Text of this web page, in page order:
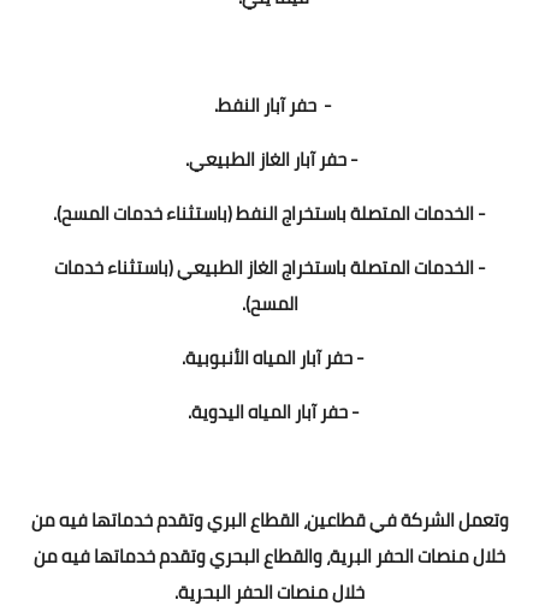
- حفر آبار النفط.
- حفر آبار الغاز الطبيعي.
- الخدمات المتصلة باستخراج النفط (باستثناء خدمات المسح).
- الخدمات المتصلة باستخراج الغاز الطبيعي (باستثناء خدمات
المسح).
- حفر آبار المياه الأنبوبية.
- حفر آبار المياه اليدوية.
وتعمل الشركة في قطاعين، القطاع البري وتقدم خدماتها فيه من
خلال منصات الحفر البرية، والقطاع البحري وتقدم خدماتها فيه من
خلال منصات الحفر البحرية.